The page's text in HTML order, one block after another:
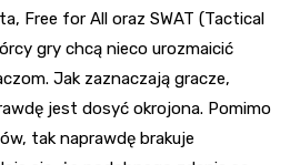
Free for All oraz SWAT (Tactical
gry chcą nieco urozmaicić
Jak zaznaczają gracze,
jest dosyć okrojona. Pomimo
tak naprawdę brakuje